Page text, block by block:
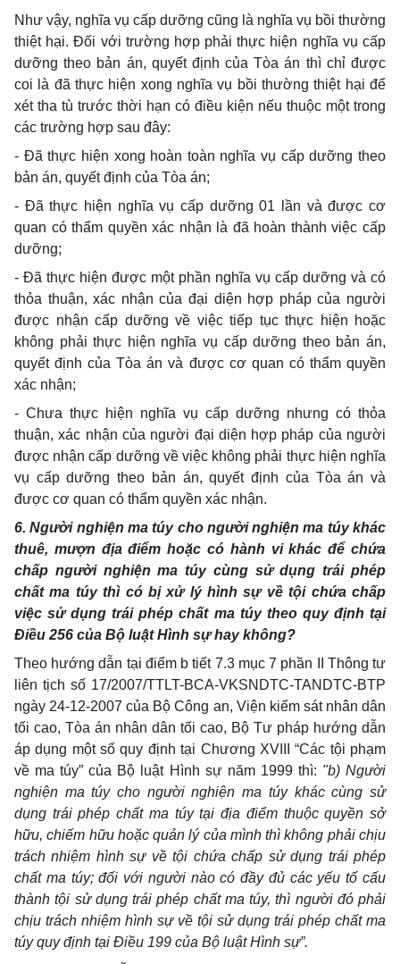
Như vậy, nghĩa vụ cấp dưỡng cũng là nghĩa vụ bồi thường
thiệt hại. Đối với trường hợp phải thực hiện nghĩa vụ cấp
dưỡng theo bản án, quyết định của Tòa án thì chỉ được
coi là đã thực hiện xong nghĩa vụ bồi thường thiệt hại để
xét tha tù trước thời hạn có điều kiện nếu thuộc một trong
các trường hợp sau đây:
- Đã thực hiện xong hoàn toàn nghĩa vụ cấp dưỡng theo
bản án, quyết định của Tòa án;
- Đã thực hiện nghĩa vụ cấp dưỡng 01 lần và được cơ
quan có thẩm quyền xác nhận là đã hoàn thành việc cấp
dưỡng;
- Đã thực hiện được một phần nghĩa vụ cấp dưỡng và có
thỏa thuận, xác nhận của đại diện hợp pháp của người
được nhận cấp dưỡng về việc tiếp tục thực hiện hoặc
không phải thực hiện nghĩa vụ cấp dưỡng theo bản án,
quyết định của Tòa án và được cơ quan có thẩm quyền
xác nhận;
- Chưa thực hiện nghĩa vụ cấp dưỡng nhưng có thỏa
thuận, xác nhận của người đại diện hợp pháp của người
được nhận cấp dưỡng về việc không phải thực hiện nghĩa
vụ cấp dưỡng theo bản án, quyết định của Tòa án và
được cơ quan có thẩm quyền xác nhận.
6. Người nghiện ma túy cho người nghiện ma túy khác
thuê, mượn địa điểm hoặc có hành vi khác để chứa
chấp người nghiện ma túy cùng sử dụng trái phép
chất ma túy thì có bị xử lý hình sự về tội chứa chấp
việc sử dụng trái phép chất ma túy theo quy định tại
Điều 256 của Bộ luật Hình sự hay không?
Theo hướng dẫn tại điểm b tiết 7.3 mục 7 phần II Thông tư
liên tịch số 17/2007/TTLT-BCA-VKSNDTC-TANDTC-BTP
ngày 24-12-2007 của Bộ Công an, Viện kiểm sát nhân dân
tối cao, Tòa án nhân dân tối cao, Bộ Tư pháp hướng dẫn
áp dụng một số quy định tại Chương XVIII “Các tội phạm
về ma túy” của Bộ luật Hình sự năm 1999 thì: "b) Người
nghiện ma túy cho người nghiện ma túy khác cùng sử
dụng trái phép chất ma túy tại địa điểm thuộc quyền sở
hữu, chiếm hữu hoặc quản lý của mình thì không phải chịu
trách nhiệm hình sự về tội chứa chấp sử dụng trái phép
chất ma túy; đối với người nào có đầy đủ các yếu tố cấu
thành tội sử dụng trái phép chất ma túy, thì người đó phải
chịu trách nhiệm hình sự về tội sử dụng trái phép chất ma
túy quy định tại Điều 199 của Bộ luật Hình sự”.